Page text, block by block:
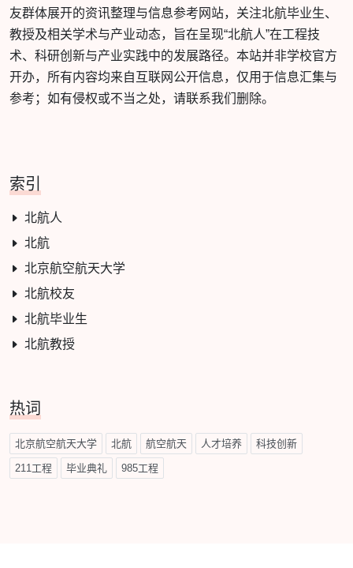
友群体展开的资讯整理与信息参考网站，关注北航毕业生、
教授及相关学术与产业动态，旨在呈现“北航人”在工程技
术、科研创新与产业实践中的发展路径。本站并非学校官方
开办，所有内容均来自互联网公开信息，仅用于信息汇集与
参考；如有侵权或不当之处，请联系我们删除。
索引
北航人
北航
北京航空航天大学
北航校友
北航毕业生
北航教授
热词
北京航空航天大学 北航 航空航天 人才培养 科技创新
211工程 毕业典礼 985工程